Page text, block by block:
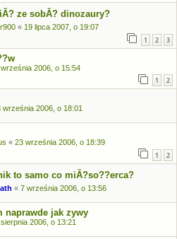
ze sobĂ? dinozaury?
« 19 lipca 2007, o 19:07
1 2 3
2006, o 15:54
1 2
września 2006, o 18:01
« 23 września 2006, o 18:39
1 2
to samo co miĂ?so??erca?
« 7 września 2006, o 13:56
naprawde jak zywy
2006, o 13:21